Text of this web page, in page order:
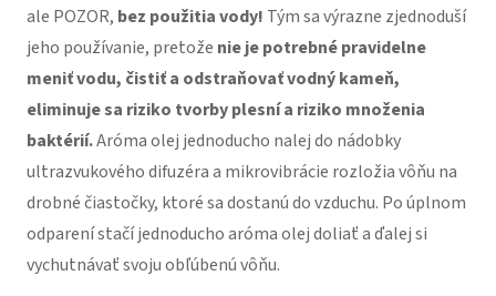
ale POZOR, bez použitia vody! Tým sa výrazne zjednoduší
jeho používanie, pretože nie je potrebné pravidelne
meniť vodu, čistiť a odstraňovať vodný kameň,
eliminuje sa riziko tvorby plesní a riziko množenia
baktérií.Aróma olej jednoducho nalej do nádobky
ultrazvukového difuzéra a mikrovibrácie rozložia vôňu na
drobné čiastočky, ktoré sa dostanú do vzduchu. Po úplnom
odparení stačí jednoducho aróma olej doliať a ďalej si
vychutnávať svoju obľúbenú vôňu.